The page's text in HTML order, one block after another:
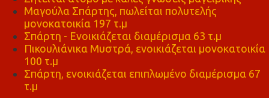
Μαγούλα Σπάρτης, πωλείται πολυτελής
μονοκατοικία 197 τ.μ
Σπάρτη - Ενοικιάζεται διαμέρισμα 63 τ.μ
Πικουλιάνικα Μυστρά, ενοικιάζεται μονοκατοικία
100 τ.μ
Σπάρτη, ενοικιάζεται επιπλωμένο διαμέρισμα 67
τ.μ